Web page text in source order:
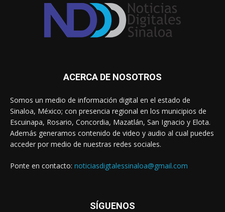
ACERCA DE NOSOTROS
Somos un medio de información digital en el estado de
Sinaloa, México; con presencia regional en los municipios de
Escuinapa, Rosario, Concordia, Mazatlán, San Ignacio y Elota.
Además generamos contenido de video y audio al cual puedes
acceder por medio de nuestras redes sociales.
Ponte en contacto: noticiasdigtalessinaloa@gmail.com
SÍGUENOS